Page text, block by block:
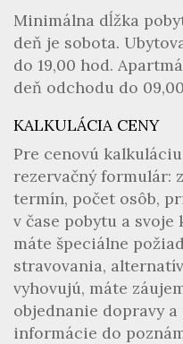
Minimálna dĺžka
deň je sobota.
do 19,00 hod.
deň odchodu do
KALKULÁCIA CENY
Pre cenovú
rezervačný formulár:
termín, počet osôb,
v čase pobytu a
máte špeciálne
stravovania,
vyhovujú, máte
objednanie dopravy
informácie do